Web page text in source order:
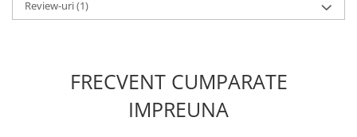
Review-uri(1)
FRECVENT CUMPARATE
IMPREUNA